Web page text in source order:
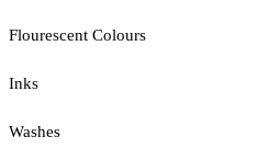
Flourescent Colours
Inks
Washes